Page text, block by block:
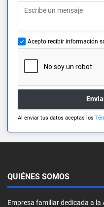
Acepto recibir información
Al enviar tus datos aceptas los
QUIÉNES SOMOS
Empresa familiar dedicada a